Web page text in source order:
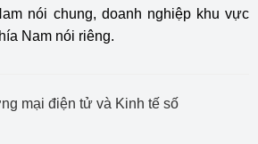
nói chung, doanh nghiệp khu vực
Nam nói riêng.
mại điện tử và Kinh tế số